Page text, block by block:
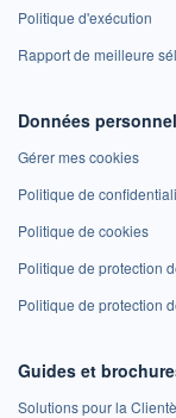
Politique d'exécution
Rapport de meilleure
Données
Gérer mes cookies
Politique de
Politique de cookies
Politique de protection
Politique de protection
Guides et
Solutions pour la